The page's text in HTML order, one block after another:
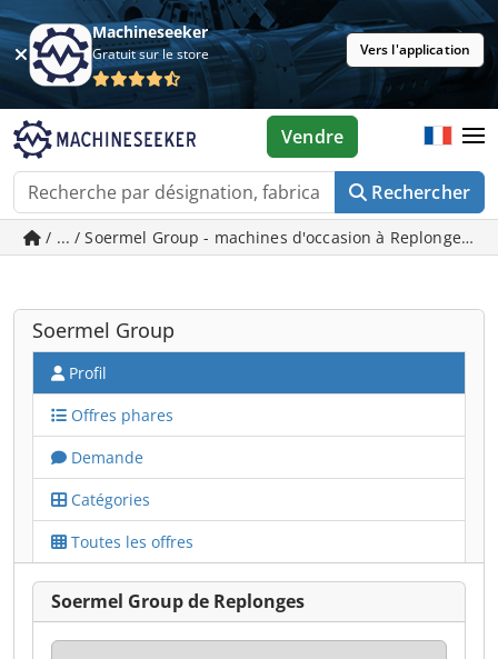
Machineseeker
Gratuit sur le store Vers l'application
Rechercher
Vendre
/ ... / Soermel Group - machines d'occasion à Replonges
Soermel Group
Profil
Offres phares
Demande
Catégories
Toutes les offres
Soermel Group de Replonges